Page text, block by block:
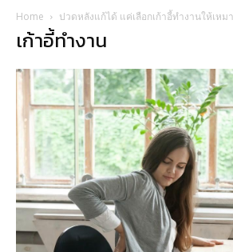
Home ปวดหลังแก้ได้ แค่เลือกเก้าอี้ทำงานให้เหม
เก้าอี้ทำงาน